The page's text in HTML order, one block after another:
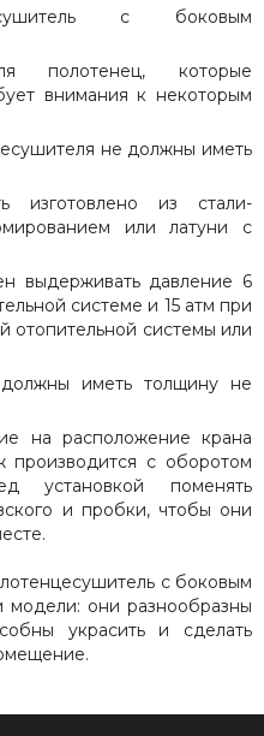
с боковым
полотенец, которые
внимания к некоторым
не должны иметь
изготовлено из стали-
или латуни с
выдерживать давление 6
системе и 15 атм при
отопительной системы или
иметь толщину не
на расположение крана
производится с оборотом
установкой поменять
и пробки, чтобы они
с боковым
они разнообразны
украсить и сделать